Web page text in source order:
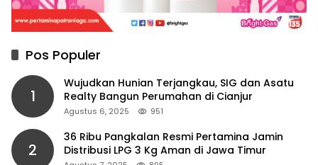
Pos Populer
1
Wujudkan Hunian Terjangkau, SIG dan Asatu
Realty Bangun Perumahan di Cianjur
Agustus 6, 2025 951
2
36 Ribu Pangkalan Resmi Pertamina Jamin
Distribusi LPG 3 Kg Aman di Jawa Timur